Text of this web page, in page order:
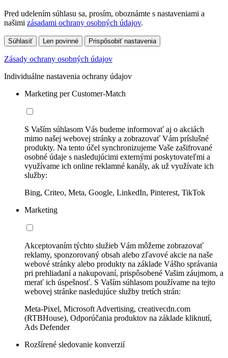
Pred udelením súhlasu sa, prosím, oboznámte s nastaveniami a
našimi zásadami ochrany osobných údajov.
Súhlasiť Len povinné Prispôsobiť nastavenia
Zásady ochrany osobných údajov
Individuálne nastavenia ochrany údajov
Marketing per Customer-Match
S Vaším súhlasom Vás budeme informovať aj o akciách
mimo našej webovej stránky a zobrazovať Vám príslušné
produkty. Na tento účel synchronizujeme Vaše zašifrované
osobné údaje s nasledujúcimi externými poskytovateľmi a
využívame ich online reklamné kanály, ak už využívate ich
služby:
Bing, Criteo, Meta, Google, LinkedIn, Pinterest, TikTok
Marketing
Akceptovaním týchto služieb Vám môžeme zobrazovať
reklamy, sponzorovaný obsah alebo zľavové akcie na naše
webové stránky alebo produkty na základe Vášho správania
pri prehliadaní a nakupovaní, prispôsobené Vašim záujmom, a
merať ich úspešnosť. S Vaším súhlasom používame na tejto
webovej stránke nasledujúce služby tretích strán:
Meta-Pixel, Microsoft Advertising, creativecdn.com
(RTBHouse), Odporúčania produktov na základe kliknutí,
Ads Defender
Rozšírené sledovanie konverzií